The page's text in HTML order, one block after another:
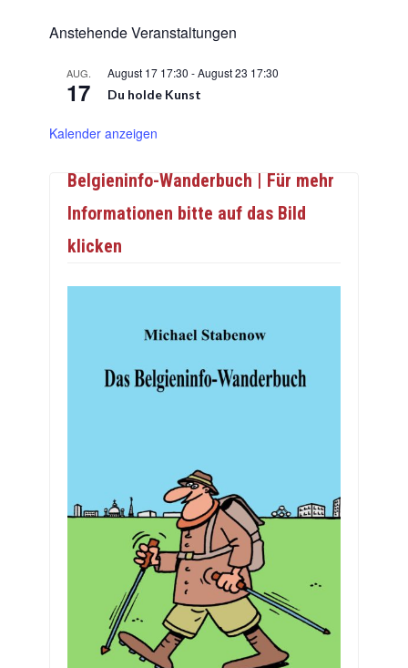
Anstehende Veranstaltungen
AUG.
17
August 17 17:30 -August 23 17:30
Du holde Kunst
Kalender anzeigen
Belgieninfo-Wanderbuch | Für mehr
Informationen bitte auf das Bild
klicken